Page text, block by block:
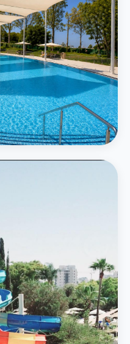
בריכה
פרטים נוספים